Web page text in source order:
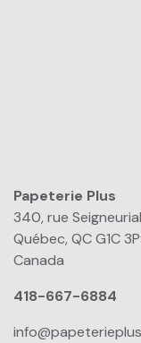
Papeterie
340, rue
Québec, QC G1C
Canada
418-667-6884